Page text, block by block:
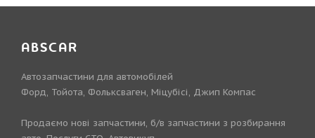
ABSCAR
Автозапчастини для автомобілей
Форд, Тойота, Фольксваген, Міцубісі, Джип Компас
Продаємо нові запчастини, б/в запчастини з розбирання